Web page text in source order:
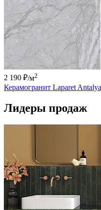
2 190 ₽/м2
Керамогранит Laparet
Лидеры продаж